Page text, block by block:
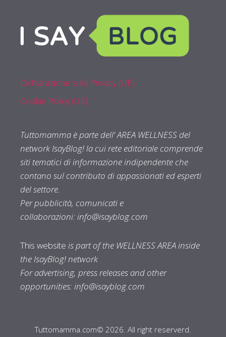
Dichiarazione sulla Privacy (UE)
Cookie Policy (UE)
Tuttomamma è parte dell' AREA WELLNESS del
network IsayBlog! la cui rete editoriale comprende
siti tematici di informazione indipendente che
contano sul contributo di appassionati ed esperti
del settore.
Per pubblicità, comunicati e
collaborazioni:info@isayblog.com
This website is part of the WELLNESS AREA inside
the IsayBlog! network
For advertising, press releases and other
opportunities:info@isayblog.com
Tuttomamma.com© 2026. All right reserverd.